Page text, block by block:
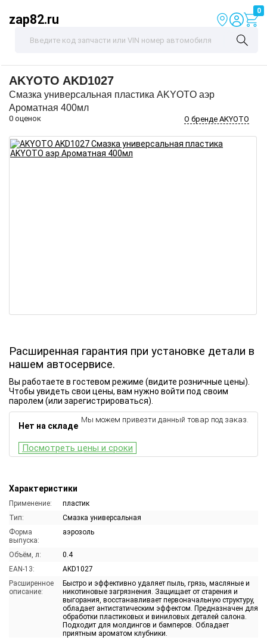
zap82.ru
0
AKYOTO AKD1027
Смазка универсальная пластика AKYOTO аэр
Ароматная 400мл
0 оценок О бренде AKYOTO
Расширенная гарантия при установке детали в
нашем автосервисе.
Характеристики
Применение:
пластик
Тип:
Смазка универсальная
Форма
выпуска:
аэрозоль
Объём, л:
0.4
EAN-13:
AKD1027
Расширенное
описание:
Быстро и эффективно удаляет пыль, грязь, масляные и
никотиновые загрязнения. Защищает от старения и
выгорания, восстанавливает первоначальную структуру,
обладает антистатическим эффектом. Предназначен для
обработки пластиковых и виниловых деталей салона.
Подходит для молдингов и бамперов. Обладает
приятным ароматом клубники.
Вы работаете в гостевом режиме (видите розничные цены).
Чтобы увидеть свои цены, вам нужно войти под своим
паролем (или зарегистрироваться).
Нет на складе
Мы можем привезти данный товар под заказ.
Посмотреть цены и сроки